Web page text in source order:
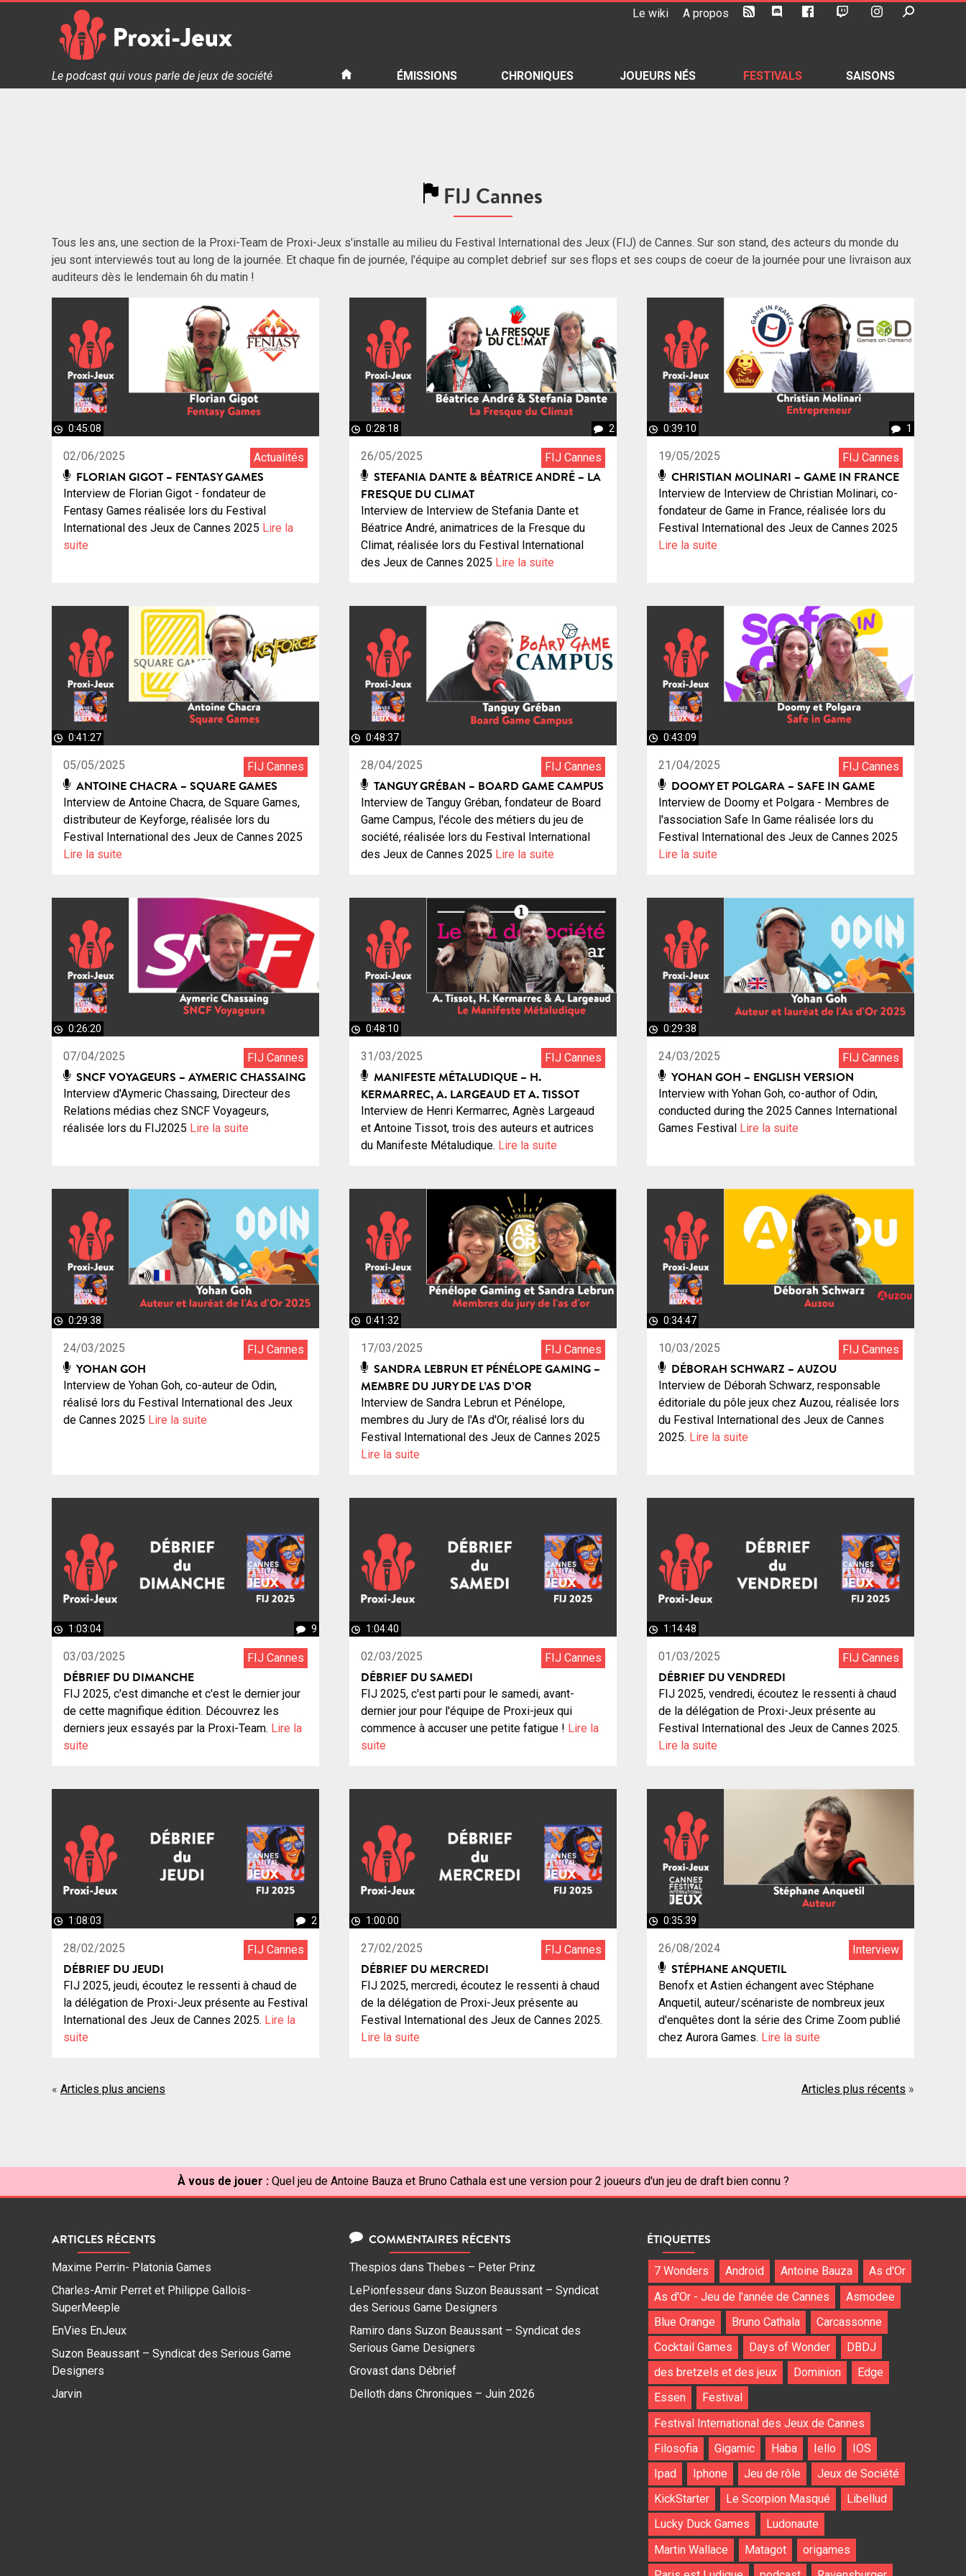
Le wiki A propos
Proxi Jeux - Le podcast qui vous parle de jeux de société
Le podcast qui vous parle de jeux de société ÉMISSIONS CHRONIQUES JOUEURS NÉS FESTIVALS SAISONS
FIJ Cannes
Tous les ans, une section de la Proxi-Team de Proxi-Jeux s'installe au milieu du Festival International des Jeux (FIJ) de Cannes. Sur son stand, des acteurs du monde du
jeu sont interviewés tout au long de la journée. Et chaque fin de journée, l'équipe au complet debrief sur ses flops et ses coups de coeur de la journée pour une livraison aux
auditeurs dès le lendemain 6h du matin !
0:45:08
02/06/2025 Actualités
FLORIAN GIGOT – FENTASY GAMES
Interview de Florian Gigot - fondateur de
Fentasy Games réalisée lors du Festival
International des Jeux de Cannes 2025 Lire la
suite
0:28:18 2
26/05/2025 FIJ Cannes
STEFANIA DANTE & BÉATRICE ANDRÉ – LA
FRESQUE DU CLIMAT
Interview de Interview de Stefania Dante et
Béatrice André, animatrices de la Fresque du
Climat, réalisée lors du Festival International
des Jeux de Cannes 2025 Lire la suite
0:39:10 1
19/05/2025 FIJ Cannes
CHRISTIAN MOLINARI – GAME IN FRANCE
Interview de Interview de Christian Molinari, co-
fondateur de Game in France, réalisée lors du
Festival International des Jeux de Cannes 2025
Lire la suite
0:41:27
05/05/2025 FIJ Cannes
ANTOINE CHACRA – SQUARE GAMES
Interview de Antoine Chacra, de Square Games,
distributeur de Keyforge, réalisée lors du
Festival International des Jeux de Cannes 2025
Lire la suite
0:48:37
28/04/2025 FIJ Cannes
TANGUY GRÉBAN – BOARD GAME CAMPUS
Interview de Tanguy Gréban, fondateur de Board
Game Campus, l'école des métiers du jeu de
société, réalisée lors du Festival International
des Jeux de Cannes 2025 Lire la suite
0:43:09
21/04/2025 FIJ Cannes
DOOMY ET POLGARA – SAFE IN GAME
Interview de Doomy et Polgara - Membres de
l'association Safe In Game réalisée lors du
Festival International des Jeux de Cannes 2025
Lire la suite
0:26:20
07/04/2025 FIJ Cannes
SNCF VOYAGEURS – AYMERIC CHASSAING
Interview d'Aymeric Chassaing, Directeur des
Relations médias chez SNCF Voyageurs,
réalisée lors du FIJ2025 Lire la suite
0:48:10
31/03/2025 FIJ Cannes
MANIFESTE MÉTALUDIQUE – H.
KERMARREC, A. LARGEAUD ET A. TISSOT
Interview de Henri Kermarrec, Agnès Largeaud
et Antoine Tissot, trois des auteurs et autrices
du Manifeste Métaludique. Lire la suite
0:29:38
24/03/2025 FIJ Cannes
YOHAN GOH – ENGLISH VERSION
Interview with Yohan Goh, co-author of Odin,
conducted during the 2025 Cannes International
Games Festival Lire la suite
0:29:38
24/03/2025 FIJ Cannes
YOHAN GOH
Interview de Yohan Goh, co-auteur de Odin,
réalisé lors du Festival International des Jeux
de Cannes 2025 Lire la suite
0:41:32
17/03/2025 FIJ Cannes
SANDRA LEBRUN ET PÉNÉLOPE GAMING –
MEMBRE DU JURY DE L’AS D’OR
Interview de Sandra Lebrun et Pénélope,
membres du Jury de l'As d'Or, réalisé lors du
Festival International des Jeux de Cannes 2025
Lire la suite
0:34:47
10/03/2025 FIJ Cannes
DÉBORAH SCHWARZ – AUZOU
Interview de Déborah Schwarz, responsable
éditoriale du pôle jeux chez Auzou, réalisée lors
du Festival International des Jeux de Cannes
2025. Lire la suite
1:03:04 9
03/03/2025 FIJ Cannes
DÉBRIEF DU DIMANCHE
FIJ 2025, c'est dimanche et c'est le dernier jour
de cette magnifique édition. Découvrez les
derniers jeux essayés par la Proxi-Team. Lire la
suite
1:04:40
02/03/2025 FIJ Cannes
DÉBRIEF DU SAMEDI
FIJ 2025, c'est parti pour le samedi, avant-
dernier jour pour l'équipe de Proxi-jeux qui
commence à accuser une petite fatigue ! Lire la
suite
1:14:48
01/03/2025 FIJ Cannes
DÉBRIEF DU VENDREDI
FIJ 2025, vendredi, écoutez le ressenti à chaud
de la délégation de Proxi-Jeux présente au
Festival International des Jeux de Cannes 2025.
Lire la suite
1:08:03 2
28/02/2025 FIJ Cannes
DÉBRIEF DU JEUDI
FIJ 2025, jeudi, écoutez le ressenti à chaud de
la délégation de Proxi-Jeux présente au Festival
International des Jeux de Cannes 2025. Lire la
suite
1:00:00
27/02/2025 FIJ Cannes
DÉBRIEF DU MERCREDI
FIJ 2025, mercredi, écoutez le ressenti à chaud
de la délégation de Proxi-Jeux présente au
Festival International des Jeux de Cannes 2025.
Lire la suite
0:35:39
26/08/2024 Interview
STÉPHANE ANQUETIL
Benofx et Astien échangent avec Stéphane
Anquetil, auteur/scénariste de nombreux jeux
d'enquêtes dont la série des Crime Zoom publié
chez Aurora Games. Lire la suite
Navigation
Articles plus anciens Articles plus récents
À vous de jouer : Quel jeu de Antoine Bauza et Bruno Cathala est une version pour 2 joueurs d'un jeu de draft bien connu ?
ARTICLES RÉCENTS
Maxime Perrin- Platonia Games
Charles-Amir Perret et Philippe Gallois-
SuperMeeple
EnVies EnJeux
Suzon Beaussant – Syndicat des Serious Game
Designers
Jarvin
COMMENTAIRES RÉCENTS
Thespios dans Thebes – Peter Prinz
LePionfesseur dans Suzon Beaussant – Syndicat
des Serious Game Designers
Ramiro dans Suzon Beaussant – Syndicat des
Serious Game Designers
Grovast dans Débrief
Delloth dans Chroniques – Juin 2026
ÉTIQUETTES
7 Wonders Android Antoine Bauza
As d'Or
As d'Or - Jeu de l'année de Cannes
Asmodee
Blue Orange
Bruno Cathala
Carcassonne
Cocktail Games
Days of Wonder
DBDJ
des bretzels et des jeux
Dominion
Edge
Essen
Festival
Festival International des Jeux de Cannes
Filosofia
Gigamic Haba Iello
IOS
Ipad
Iphone Jeu de rôle
Jeux de Société
KickStarter
Le Scorpion Masqué
Libellud
Lucky Duck Games
Ludonaute
Martin Wallace
Matagot
origames